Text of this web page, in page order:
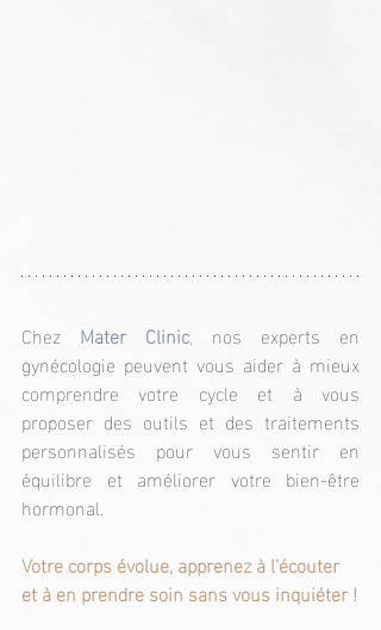
Chez Mater Clinic, nos experts en
gynécologie peuvent vous aider à mieux
comprendre votre cycle et à vous
proposer des outils et des traitements
personnalisés pour vous sentir en
équilibre et améliorer votre bien-être
hormonal.
Votre corps évolue, apprenez à l’écouter
et à en prendre soin sans vous inquiéter !